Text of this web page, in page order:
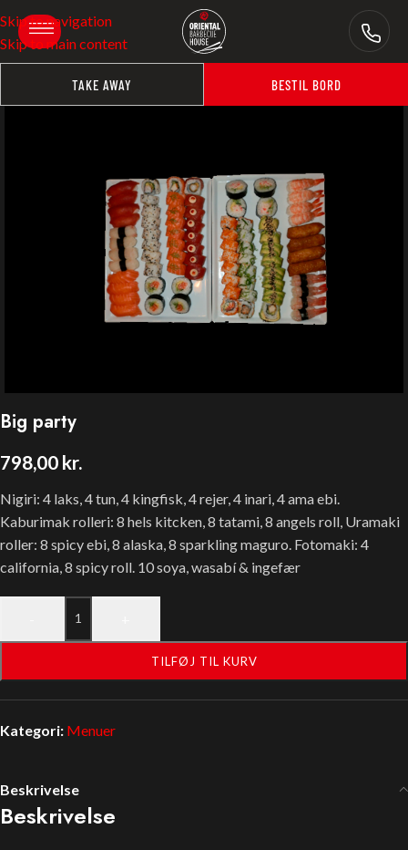
Skip to navigation
Skip to main content
TAKE AWAY BESTIL BORD
Big party
798,00 kr.
Nigiri: 4 laks, 4 tun, 4 kingfisk, 4 rejer, 4 inari, 4 ama ebi.
Kaburimak rolleri: 8 hels kitcken, 8 tatami, 8 angels roll, Uramaki
roller: 8 spicy ebi, 8 alaska, 8 sparkling maguro. Fotomaki: 4
california, 8 spicy roll. 10 soya, wasabí & ingefær
TILFØJ TIL KURV
Kategori: Menuer
Beskrivelse
Beskrivelse